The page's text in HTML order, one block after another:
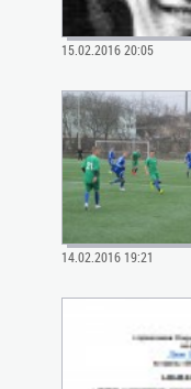
15.02.2016 20:05
14.02.2016 19:21